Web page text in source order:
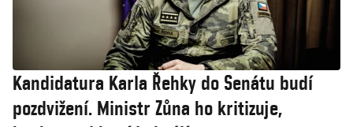
Kandidatura Karla Řehky do Senátu budí
pozdvižení. Ministr Zůna ho kritizuje,